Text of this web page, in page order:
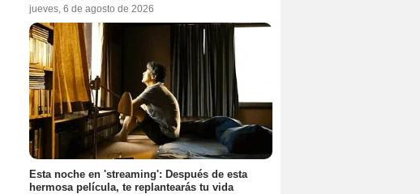
jueves, 6 de agosto de 2026
Esta noche en 'streaming': Después de esta
hermosa película, te replantearás tu vida